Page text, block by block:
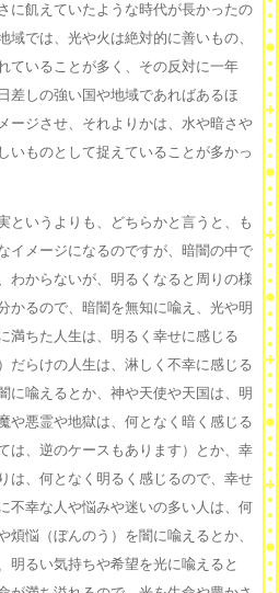
に飢えていたような時代が長かったの
域では、光や火は絶対的に善いもの、
ていることが多く、その反対に一年
差しの強い国や地域であればあるほ
ージさせ、それよりかは、水や暗さや
いものとして捉えていることが多かっ
いうよりも、どちらかと言うと、も
イメージになるのですが、暗闇の中で
わからないが、明るくなると周りの様
かるので、暗闇を無知に喩え、光や明
満ちた人生は、明るく幸せに感じる
だらけの人生は、淋しく不幸に感じる
に喩えるとか、神や天使や天国は、明
や悪霊や地獄は、何となく暗く感じる
は、逆のケースもあります）とか、幸
は、何となく明るく感じるので、幸せ
不幸な人や悩みや迷いの多い人は、何
煩悩（ぼんのう）を闇に喩えるとか、
明るい気持ちや希望を光に喩えると